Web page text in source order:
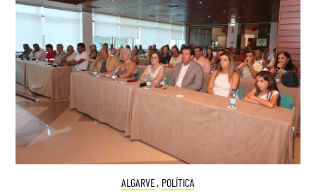
ALGARVE, POLÍTICA